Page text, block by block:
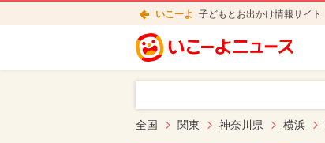
いこーよ 子どもとお出かけ情報サイト
全国 関東 神奈川県 横浜